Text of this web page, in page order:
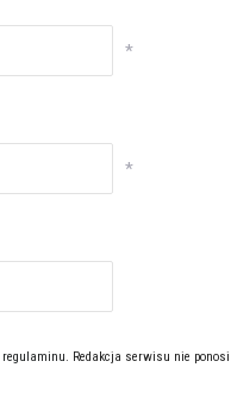
*
*
regulaminu. Redakcja serwisu nie